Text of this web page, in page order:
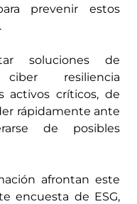
prevenir estos
soluciones de
resiliencia
activos críticos, de
rápidamente ante
de posibles
afrontan este
encuesta de ESG,